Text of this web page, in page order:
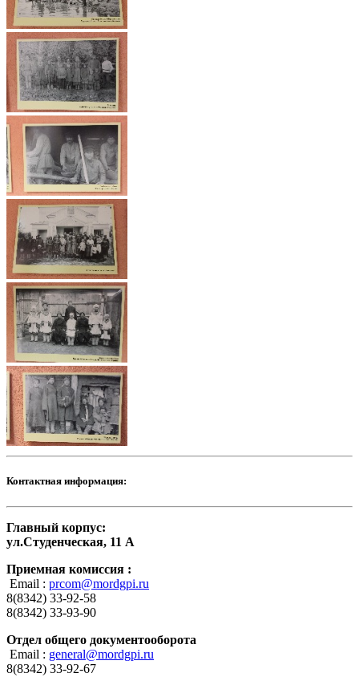
Контактная информация:
Главный корпус:
ул.Студенческая, 11 А
Приемная комиссия :
Email : prcom@mordgpi.ru
8(8342) 33-92-58
8(8342) 33-93-90
Отдел общего документооборота
Email : general@mordgpi.ru
8(8342) 33-92-67